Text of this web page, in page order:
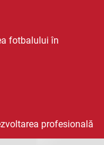
fotbalului în
profesională